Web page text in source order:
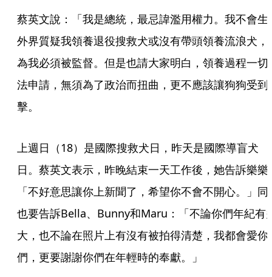
蔡英文說：「我是總統，最忌諱濫用權力。我不會生
外界質疑我領養退役搜救犬或沒有帶頭領養流浪犬，
為我必須被監督。但是也請大家明白，領養過程一切
法申請，無須為了政治而扭曲，更不應該讓狗狗受到
擊。
上週日（18）是國際搜救犬日，昨天是國際導盲犬
日。蔡英文表示，昨晚結束一天工作後，她告訴樂樂
「不好意思讓你上新聞了，希望你不會不開心。」同
也要告訴Bella、Bunny和Maru：「不論你們年紀有
大，也不論在照片上有沒有被拍得清楚，我都會愛你
們，更要謝謝你們在年輕時的奉獻。」